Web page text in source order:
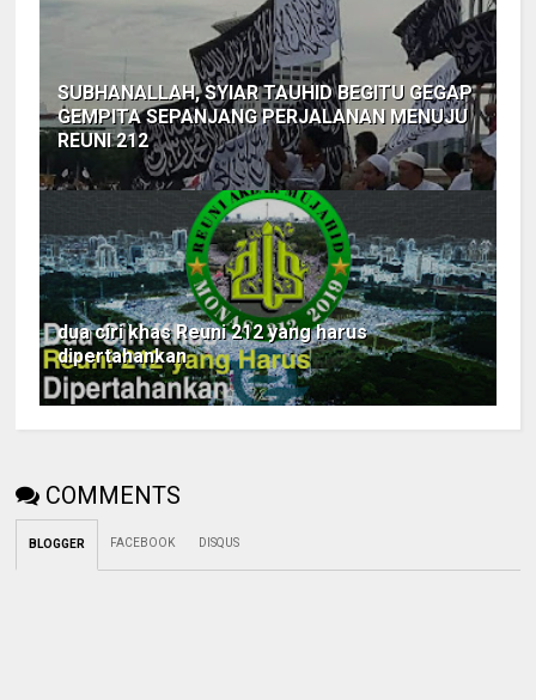
SUBHANALLAH, SYIAR TAUHID BEGITU GEGAP
GEMPITA SEPANJANG PERJALANAN MENUJU
REUNI 212
dua ciri khas Reuni 212 yang harus
dipertahankan
COMMENTS
BLOGGER FACEBOOK DISQUS